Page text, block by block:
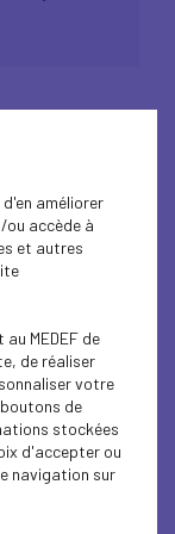
bocaux dans
améliorer
ou accède à
et autres
MEDEF de
de réaliser
votre
de
stockées
d'accepter ou
navigation sur